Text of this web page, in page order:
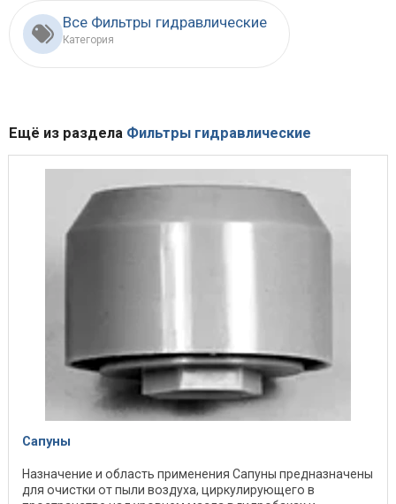
Все Фильтры гидравлические
Категория
Ещё из раздела Фильтры гидравлические
Сапуны
Назначение и область применения Сапуны предназначены
для очистки от пыли воздуха, циркулирующего в